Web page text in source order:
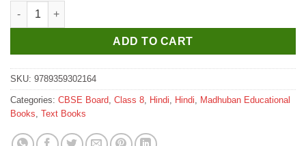
Madhuban CBSE Vyakaran Vatika for Class 8 quantity
ADD TO CART
SKU: 9789359302164
Categories: CBSE Board, Class 8, Hindi, Hindi, Madhuban Educational
Books, Text Books